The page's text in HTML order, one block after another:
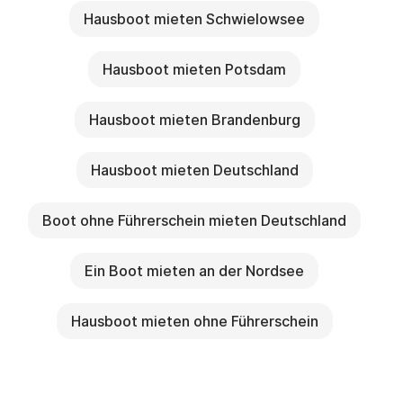
Hausboot mieten Schwielowsee
Hausboot mieten Potsdam
Hausboot mieten Brandenburg
Hausboot mieten Deutschland
Boot ohne Führerschein mieten Deutschland
Ein Boot mieten an der Nordsee
Hausboot mieten ohne Führerschein